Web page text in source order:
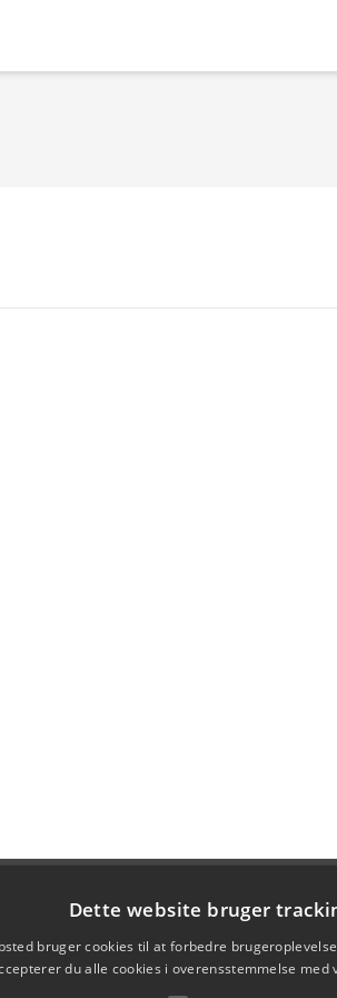
Dette website bruger
bruger cookies til at forbedre
du alle cookies i overensstemmelse med